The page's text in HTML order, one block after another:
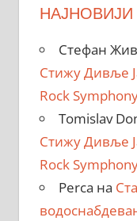
Стефан
Стижу Дивље
Rock
Tomislav
Стижу Дивље
Rock
Perca на